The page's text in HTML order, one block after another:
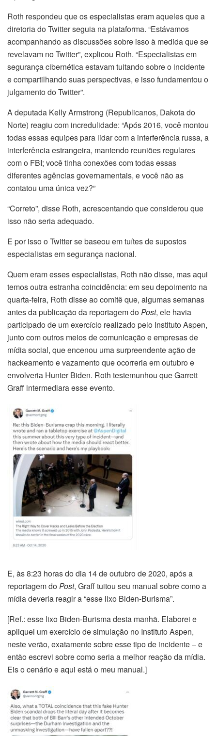
Roth respondeu que os especialistas eram aqueles que a
diretoria do Twitter seguia na plataforma. “Estávamos
acompanhando as discussões sobre isso à medida que se
revelavam no Twitter”, explicou Roth. “Especialistas em
segurança cibernética estavam tuitando sobre o incidente
e compartilhando suas perspectivas, e isso fundamentou o
julgamento do Twitter”.
A deputada Kelly Armstrong (Republicanos, Dakota do
Norte) reagiu com incredulidade: “Após 2016, você montou
todas essas equipes para lidar com a interferência russa, a
interferência estrangeira, mantendo reuniões regulares
com o FBI; você tinha conexões com todas essas
diferentes agências governamentais, e você não as
contatou uma única vez?”
“Correto”, disse Roth, acrescentando que considerou que
isso não seria adequado.
E por isso o Twitter se baseou em tuítes de supostos
especialistas em segurança nacional.
Quem eram esses especialistas, Roth não disse, mas aqui
temos outra estranha coincidência: em seu depoimento na
quarta-feira, Roth disse ao comitê que, algumas semanas
antes da publicação da reportagem do Post, ele havia
participado de um exercício realizado pelo Instituto Aspen,
junto com outros meios de comunicação e empresas de
mídia social, que encenou uma surpreendente ação de
hackeamento e vazamento que ocorreria em outubro e
envolveria Hunter Biden. Roth testemunhou que Garrett
Graff intermediara esse evento.
E, às 8:23 horas do dia 14 de outubro de 2020, após a
reportagem do Post, Graff tuitou seu manual sobre como a
mídia deveria reagir a “esse lixo Biden-Burisma”.
[Ref.: esse lixo Biden-Burisma desta manhã. Elaborei e
apliquei um exercício de simulação no Instituto Aspen,
neste verão, exatamente sobre esse tipo de incidente – e
então escrevi sobre como seria a melhor reação da mídia.
Eis o cenário e aqui está o meu manual.]